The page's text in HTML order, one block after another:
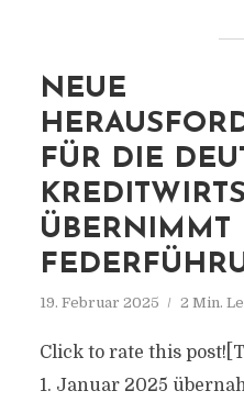
NEUE
FÜR DIE
ÜBERNIMMT
19. Februar 2025 2 Min.
Click to rate this
1. Januar 2025